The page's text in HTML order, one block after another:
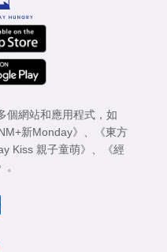
個網站和應用程式，如
NM+新Monday》 、
《東方
Kiss 親子童萌》 、
《經
。